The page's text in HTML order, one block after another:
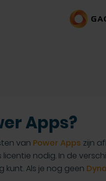
Apps?
van Power Apps zijn
nodig. In de
kunt. Als je nog geen